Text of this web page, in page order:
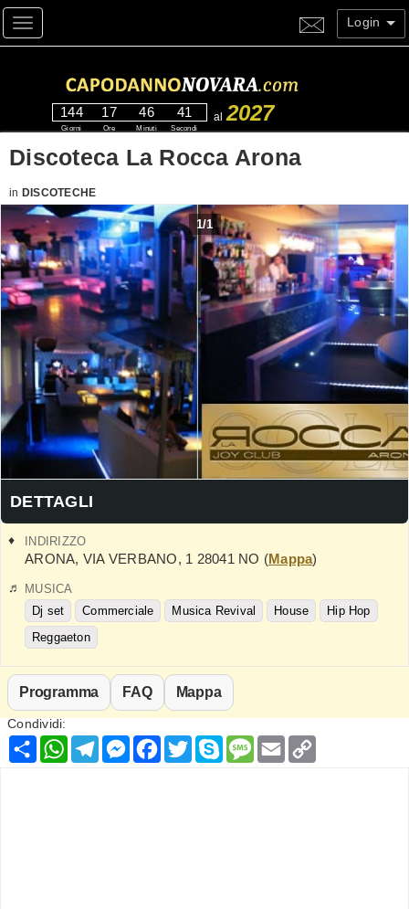
Toggle navigation Login
144
Giorni
17
Ore
46
Minuti
41
Secondi
al 2027
Discoteca La Rocca Arona
in DISCOTECHE
1/1
DETTAGLI
INDIRIZZO
ARONA, VIA VERBANO, 1 28041 NO (Mappa)
MUSICA
Dj set
Commerciale Musica Revival House
Hip Hop
Reggaeton
Programma FAQ Mappa
Condividi:
Condividi
WhatsApp
Telegram
Messenger
Facebook
TwitterSkypeMessage
Email